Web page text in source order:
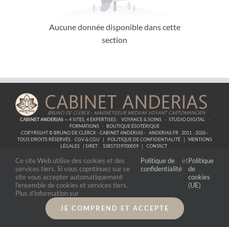
Aucune donnée disponible dans cette
section
CABINET ANDERIAS— 4 SITES, 4 EXPERTISES : VOYANCE & SOINS · STUDIO DIGITAL
·
FORMATIONS · BOUTIQUE ÉSOTÉRIQUE
COPYRIGHT © BRUNO DE CLERCK - CABINET ANDERIAS - ANDERIAS.FR
2011 - 2026 -
TOUS DROITS RÉSERVÉS.
CGV & CGU | POLITIQUE DE CONFIDENTIALITÉ |
MENTIONS
LÉGALES
| SIRET : 53857319700059 | CONTACT
Ce site Web utilise des cookies et des
services tiers. Si vous copntinuez sur ce
site vous accepter automatiquement
l'ensemble de cookies et services tiers.
Plus d'information sur
Politique de
confidentialité
etPolitique
de
cookies
(UE)
JE COMPREND ET ACCEPTE